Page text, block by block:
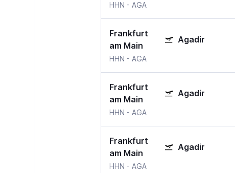
HHN - AGA
Frankfurt
am Main
Agadir
HHN - AGA
Frankfurt
am Main
Agadir
HHN - AGA
Frankfurt
am Main
Agadir
HHN - AGA